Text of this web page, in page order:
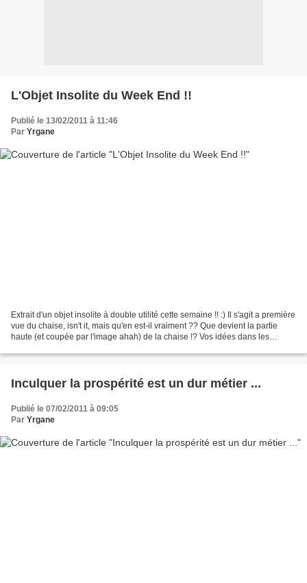
L'Objet Insolite du Week End !!
Publié le 13/02/2011 à 11:46
Par Yrgane
Extrait d'un objet insolite à double utilité cette semaine !! :) Il s'agit a première
vue du chaise, isn't it, mais qu'en est-il vraiment ?? Que devient la partie
haute (et coupée par l'image ahah) de la chaise !? Vos idées dans les
Inculquer la prospérité est un dur métier ...
Publié le 07/02/2011 à 09:05
Par Yrgane